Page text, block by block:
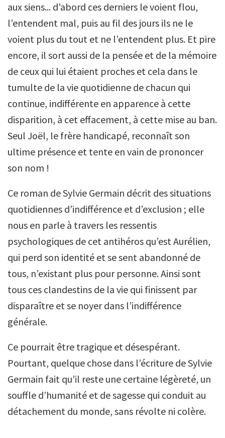
aux siens... d’abord ces derniers le voient flou,
l’entendent mal, puis au fil des jours ils ne le
voient plus du tout et ne l’entendent plus. Et pire
encore, il sort aussi de la pensée et de la mémoire
de ceux qui lui étaient proches et cela dans le
tumulte de la vie quotidienne de chacun qui
continue, indifférente en apparence à cette
disparition, à cet effacement, à cette mise au ban.
Seul Joël, le frère handicapé, reconnaît son
ultime présence et tente en vain de prononcer
son nom !
Ce roman de Sylvie Germain décrit des situations
quotidiennes d’indifférence et d’exclusion ; elle
nous en parle à travers les ressentis
psychologiques de cet antihéros qu’est Aurélien,
qui perd son identité et se sent abandonné de
tous, n’existant plus pour personne. Ainsi sont
tous ces clandestins de la vie qui finissent par
disparaître et se noyer dans l’indifférence
générale.
Ce pourrait être tragique et désespérant.
Pourtant, quelque chose dans l’écriture de Sylvie
Germain fait qu’il reste une certaine légèreté, un
souffle d’humanité et de sagesse qui conduit au
détachement du monde, sans révolte ni colère.